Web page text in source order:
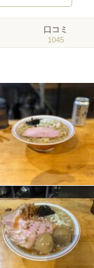
口コミ
1045